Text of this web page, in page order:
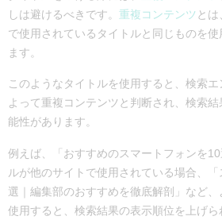
しは避けるべきです。 重複コンテンツ と
で使用されているタイトルと同じものを
ます。
このようなタイトルを使用すると、検索
よって重複コンテンツと判断され、検索
能性があります。
例えば、「おすすめのスマートフォンを
ルが他のサイトで使用されている場合、
選｜編集部のおすすめを徹底解剖」など
使用すると、検索結果の表示順位を上げら